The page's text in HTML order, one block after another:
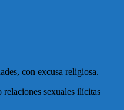
con excusa religiosa.
sexuales ilícitas